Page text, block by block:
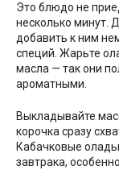
Это блюдо не
несколько минут.
добавить к ним
специй. Жарьте
масла — так они
ароматными.
Выкладывайте
корочка сразу
Кабачковые
завтрака,